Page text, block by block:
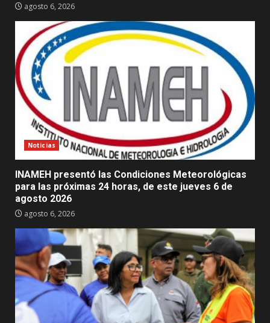
agosto 6, 2026
Noticias
INAMEH presentó las Condiciones Meteorológicas
para las próximas 24 horas, de este jueves 6 de
agosto 2026
agosto 6, 2026